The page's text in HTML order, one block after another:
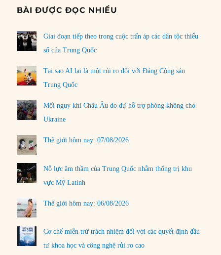
BÀI ĐƯỢC ĐỌC NHIỀU
Giai đoạn tiếp theo trong cuộc trấn áp các dân tộc thiểu
số của Trung Quốc
Tại sao AI lại là một rủi ro đối với Đảng Cộng sản
Trung Quốc
Mối nguy khi Châu Âu do dự hỗ trợ phòng không cho
Ukraine
Thế giới hôm nay: 07/08/2026
Nỗ lực âm thầm của Trung Quốc nhằm thống trị khu
vực Mỹ Latinh
Thế giới hôm nay: 06/08/2026
Cơ chế miễn trừ trách nhiệm đối với các quyết định đầu
tư khoa học và công nghệ rủi ro cao